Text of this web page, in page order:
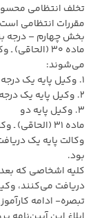
تخلف انتظامی
مقررات انتظامی
بخش چهارم – درجه
ماده ۳۰
می‌شوند:
۱. وکیل پایه یک درجه اول
۲. وکیل پایه یک درجه دوم
۳. وکیل پایه دو
ماده ۳۱
وکالت پایه یک
بود.
کلیه اشخاصی که بعد
دریافت می‌کنند،
تبصره- ادامه